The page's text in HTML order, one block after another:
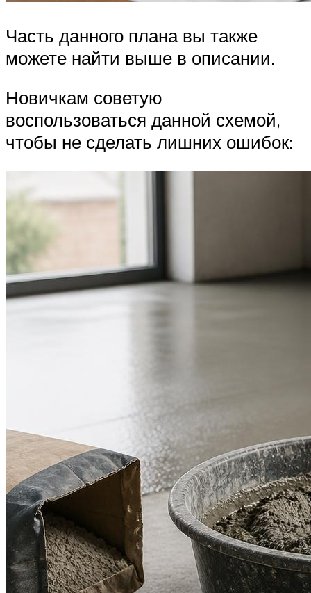
Часть данного плана вы также
можете найти выше в описании.
Новичкам советую
воспользоваться данной схемой,
чтобы не сделать лишних ошибок: